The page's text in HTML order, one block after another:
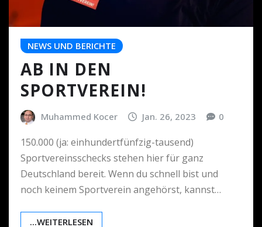
NEWS UND BERICHTE
AB IN DEN
SPORTVEREIN!
Muhammed Kocer Jan. 26, 2023 0
150.000 (ja: einhundertfünfzig-tausend)
Sportvereinsschecks stehen hier für ganz
Deutschland bereit. Wenn du schnell bist und
noch keinem Sportverein angehörst, kannst…
...WEITERLESEN